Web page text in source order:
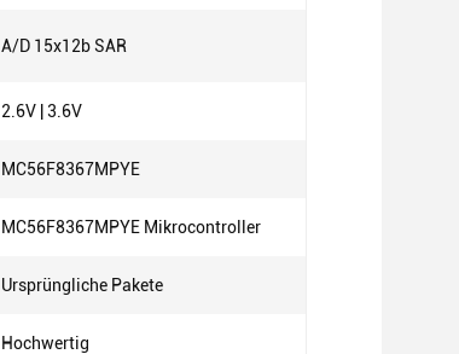
A/D 15x12b SAR
2.6V | 3.6V
MC56F8367MPYE
MC56F8367MPYE Mikrocontroller
Ursprüngliche Pakete
Hochwertig